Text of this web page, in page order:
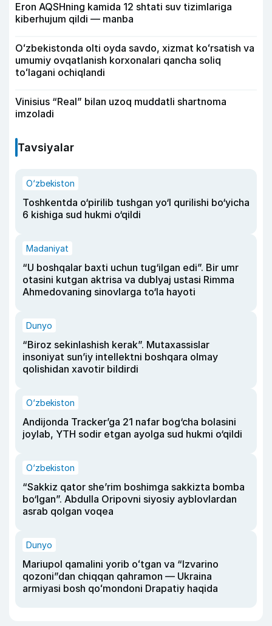
Eron AQSHning kamida 12 shtati suv tizimlariga
kiberhujum qildi — manba
Oʻzbekistonda olti oyda savdo, xizmat koʻrsatish va
umumiy ovqatlanish korxonalari qancha soliq
toʻlagani ochiqlandi
Vinisius “Real” bilan uzoq muddatli shartnoma
imzoladi
Tavsiyalar
O‘zbekiston
Toshkentda o‘pirilib tushgan yo‘l qurilishi bo‘yicha
6 kishiga sud hukmi o‘qildi
Madaniyat
“U boshqalar baxti uchun tug‘ilgan edi”. Bir umr
otasini kutgan aktrisa va dublyaj ustasi Rimma
Ahmedovaning sinovlarga to‘la hayoti
Dunyo
“Biroz sekinlashish kerak”. Mutaxassislar
insoniyat sun’iy intellektni boshqara olmay
qolishidan xavotir bildirdi
O‘zbekiston
Andijonda Tracker’ga 21 nafar bog‘cha bolasini
joylab, YTH sodir etgan ayolga sud hukmi o‘qildi
O‘zbekiston
“Sakkiz qator she’rim boshimga sakkizta bomba
bo‘lgan”. Abdulla Oripovni siyosiy ayblovlardan
asrab qolgan voqea
Dunyo
Mariupol qamalini yorib oʻtgan va “Izvarino
qozoni”dan chiqqan qahramon — Ukraina
armiyasi bosh qoʻmondoni Drapatiy haqida